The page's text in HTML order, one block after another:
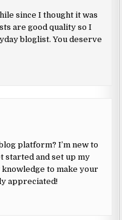
since I thought it was
are good quality so I
bloglist. You deserve
platform? I’m new to
started and set up my
knowledge to make your
appreciated!